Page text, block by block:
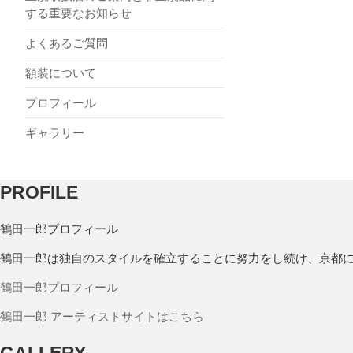
する重要なお知らせ
よくあるご質問
額装について
プロフィール
ギャラリー
PROFILE
鶴田一郎プロフィール
鶴田一郎は独自のスタイルを確立することに努力をし続け、京都
鶴田一郎プロフィール
鶴田一郎 アーティストサイトはこちら